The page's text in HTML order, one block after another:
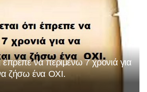
έπρεπε να περιμένω 7 χρονιά για
ζήσω ένα ΟΧΙ.